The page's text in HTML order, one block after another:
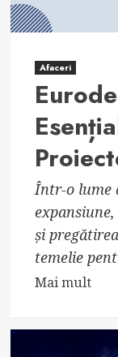
Afaceri
Într-o lume
și
temelie
Mai multRead